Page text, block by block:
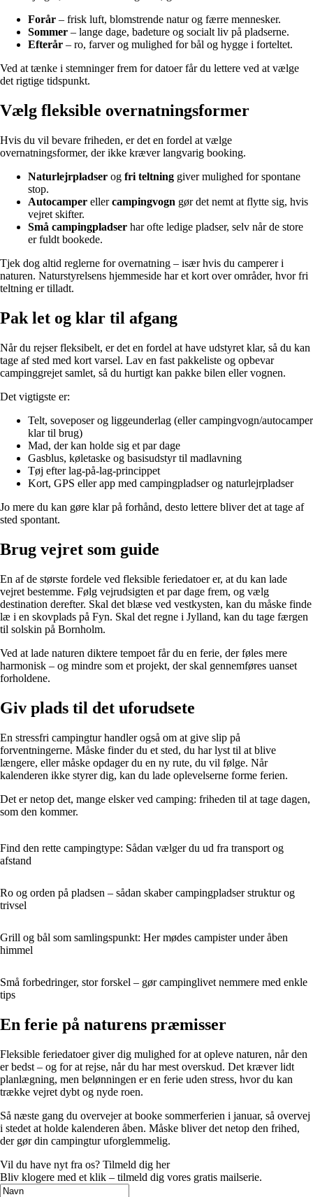
Forår – frisk luft, blomstrende natur og færre mennesker.
Sommer – lange dage, badeture og socialt liv på pladserne.
Efterår – ro, farver og mulighed for bål og hygge i forteltet.
Ved at tænke i stemninger frem for datoer får du lettere ved at vælge
det rigtige tidspunkt.
Vælg fleksible overnatningsformer
Hvis du vil bevare friheden, er det en fordel at vælge
overnatningsformer, der ikke kræver langvarig booking.
Naturlejrpladser og fri teltning giver mulighed for spontane
stop.
Autocamper ellercampingvogn gør det nemt at flytte sig, hvis
vejret skifter.
Små campingpladser har ofte ledige pladser, selv når de store
er fuldt bookede.
Tjek dog altid reglerne for overnatning – især hvis du camperer i
naturen. Naturstyrelsens hjemmeside har et kort over områder, hvor fri
teltning er tilladt.
Pak let og klar til afgang
Når du rejser fleksibelt, er det en fordel at have udstyret klar, så du kan
tage af sted med kort varsel. Lav en fast pakkeliste og opbevar
campinggrejet samlet, så du hurtigt kan pakke bilen eller vognen.
Det vigtigste er:
Telt, soveposer og liggeunderlag (eller campingvogn/autocamper
klar til brug)
Mad, der kan holde sig et par dage
Gasblus, køletaske og basisudstyr til madlavning
Tøj efter lag-på-lag-princippet
Kort, GPS eller app med campingpladser og naturlejrpladser
Jo mere du kan gøre klar på forhånd, desto lettere bliver det at tage af
sted spontant.
Brug vejret som guide
En af de største fordele ved fleksible feriedatoer er, at du kan lade
vejret bestemme. Følg vejrudsigten et par dage frem, og vælg
destination derefter. Skal det blæse ved vestkysten, kan du måske finde
læ i en skovplads på Fyn. Skal det regne i Jylland, kan du tage færgen
til solskin på Bornholm.
Ved at lade naturen diktere tempoet får du en ferie, der føles mere
harmonisk – og mindre som et projekt, der skal gennemføres uanset
forholdene.
Giv plads til det uforudsete
En stressfri campingtur handler også om at give slip på
forventningerne. Måske finder du et sted, du har lyst til at blive
længere, eller måske opdager du en ny rute, du vil følge. Når
kalenderen ikke styrer dig, kan du lade oplevelserne forme ferien.
Det er netop det, mange elsker ved camping: friheden til at tage dagen,
som den kommer.
Find den rette campingtype: Sådan vælger du ud fra transport og
afstand
Ro og orden på pladsen – sådan skaber campingpladser struktur og
trivsel
Grill og bål som samlingspunkt: Her mødes campister under åben
himmel
Små forbedringer, stor forskel – gør campinglivet nemmere med enkle
tips
En ferie på naturens præmisser
Fleksible feriedatoer giver dig mulighed for at opleve naturen, når den
er bedst – og for at rejse, når du har mest overskud. Det kræver lidt
planlægning, men belønningen er en ferie uden stress, hvor du kan
trække vejret dybt og nyde roen.
Så næste gang du overvejer at booke sommerferien i januar, så overvej
i stedet at holde kalenderen åben. Måske bliver det netop den frihed,
der gør din campingtur uforglemmelig.
Vil du have nyt fra os? Tilmeld dig her
Bliv klogere med et klik – tilmeld dig vores gratis mailserie.